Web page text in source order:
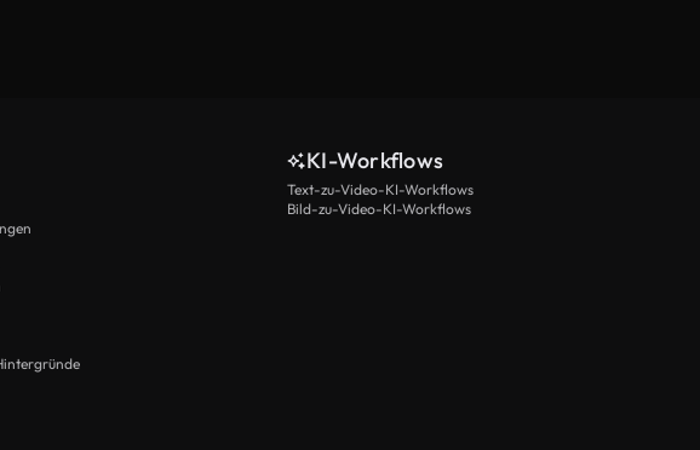
KI-Workflows
Text-zu-Video-KI-Workflows
Bild-zu-Video-KI-Workflows